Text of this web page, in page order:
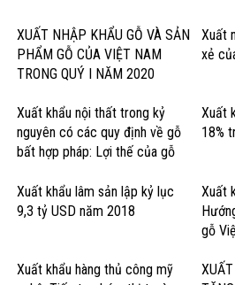
XUẤT NHẬP KHẨU GỖ VÀ SẢN
PHẨM GỖ CỦA VIỆT NAM
TRONG QUÝ I NĂM 2020
Xuất
xẻ
Xuất khẩu nội thất trong kỷ
nguyên có các quy định về gỗ
bất hợp pháp: Lợi thế của gỗ
Xuất
18%
Xuất khẩu lâm sản lập kỷ lục
9,3 tỷ USD năm 2018
Xuất
gỗ
Xuất khẩu hàng thủ công mỹ